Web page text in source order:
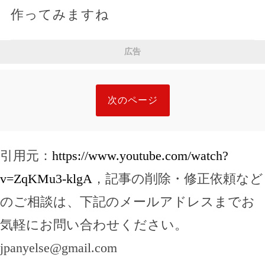
作ってみますね
広告
次のページ
引用元： https://www.youtube.com/watch?
v=ZqKMu3-klgA ，記事の削除・修正依頼など
のご相談は、下記のメールアドレスまでお
気軽にお問い合わせください。
jpanyelse@gmail.com